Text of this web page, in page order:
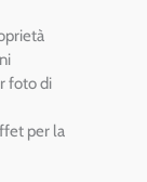
foto di
per la